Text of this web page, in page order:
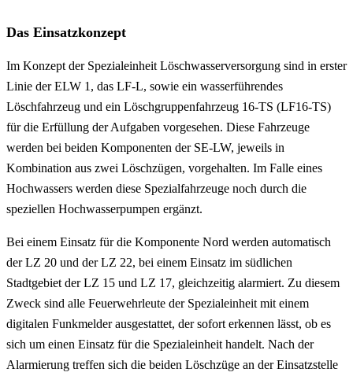
Das Einsatzkonzept
Im Konzept der Spezialeinheit Löschwasserversorgung sind in erster
Linie der ELW 1, das LF-L, sowie ein wasserführendes
Löschfahrzeug und ein Löschgruppenfahrzeug 16-TS (LF16-TS)
für die Erfüllung der Aufgaben vorgesehen. Diese Fahrzeuge
werden bei beiden Komponenten der SE-LW, jeweils in
Kombination aus zwei Löschzügen, vorgehalten. Im Falle eines
Hochwassers werden diese Spezialfahrzeuge noch durch die
speziellen Hochwasserpumpen ergänzt.
Bei einem Einsatz für die Komponente Nord werden automatisch
der LZ 20 und der LZ 22, bei einem Einsatz im südlichen
Stadtgebiet der LZ 15 und LZ 17, gleichzeitig alarmiert. Zu diesem
Zweck sind alle Feuerwehrleute der Spezialeinheit mit einem
digitalen Funkmelder ausgestattet, der sofort erkennen lässt, ob es
sich um einen Einsatz für die Spezialeinheit handelt. Nach der
Alarmierung treffen sich die beiden Löschzüge an der Einsatzstelle